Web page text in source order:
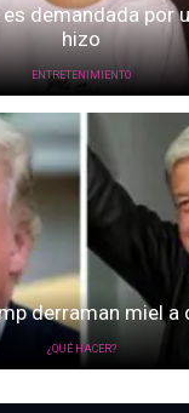
demandada por
hizo
ENTRETENIMIENTO
derraman miel a
¿QUÉ HACER?